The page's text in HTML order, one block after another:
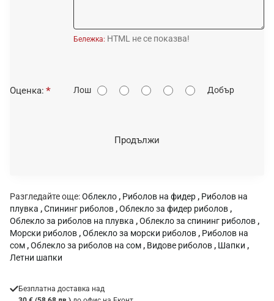
Бележка: HTML не се показва!
О
Оценка: Лош Добър
Продължи
Разгледайте още:Облекло , Риболов на фидер , Риболов на
плувка ,Спининг риболов ,Облекло за фидер риболов ,
Облекло за риболов на плувка ,Облекло за спининг риболов ,
Морски риболов ,Облекло за морски риболов , Риболов на
сом ,Облекло за риболов на сом , Видове риболов , Шапки ,
Летни шапки
Безплатна доставка над